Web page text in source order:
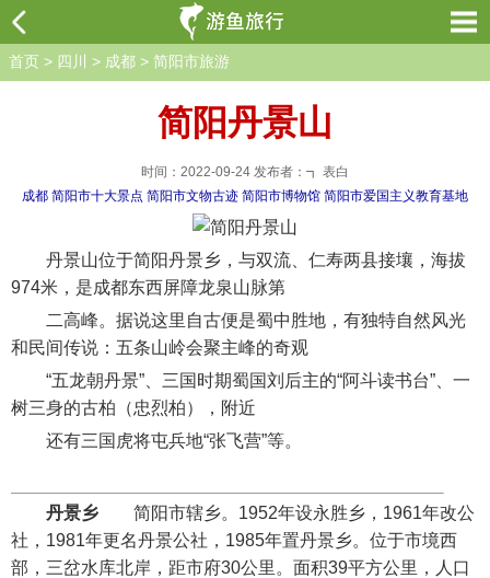
首页 > 四川 > 成都 > 简阳市旅游
简阳丹景山
时间：2022-09-24 发布者：┓ 表白
成都 简阳市十大景点 简阳市文物古迹 简阳市博物馆 简阳市爱国主义教育基地
丹景山位于简阳丹景乡，与双流、仁寿两县接壤，海拔
974米，是成都东西屏障龙泉山脉第
二高峰。据说这里自古便是蜀中胜地，有独特自然风光
和民间传说：五条山岭会聚主峰的奇观
“五龙朝丹景”、三国时期蜀国刘后主的“阿斗读书台”、一
树三身的古柏（忠烈柏），附近
还有三国虎将屯兵地“张飞营”等。
丹景乡 简阳市辖乡。1952年设永胜乡，1961年改公
社，1981年更名丹景公社，1985年置丹景乡。位于市境西
部，三岔水库北岸，距市府30公里。面积39平方公里，人口